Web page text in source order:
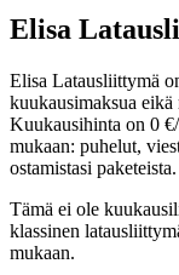
Elisa
Elisa Latausliittymä
kuukausimaksua
Kuukausihinta on 0
mukaan: puhelut,
ostamistasi paketeista.
Tämä ei ole
klassinen
mukaan.